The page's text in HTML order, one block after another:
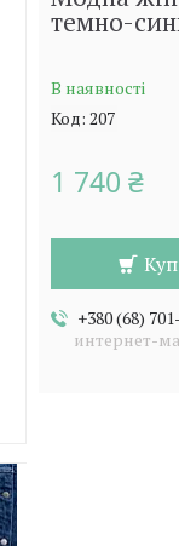
темно-
В наявності
Код: 207
1 740 ₴
+380 (68)
интернет-